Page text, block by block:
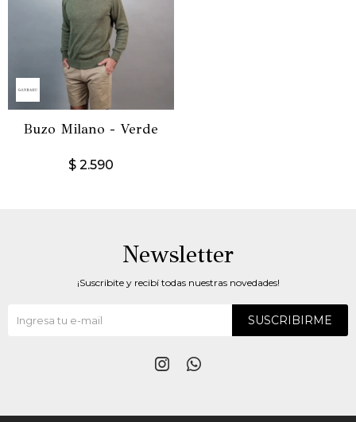
Buzo Milano - Verde
$ 2.590
Newsletter
¡Suscribite y recibí todas nuestras novedades!
SUSCRIBIRME
 